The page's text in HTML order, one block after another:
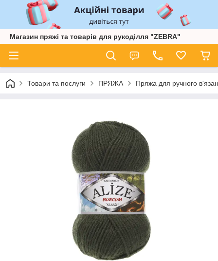
Магазин пряжі та товарів для рукоділля "ZEBRA"
Товари та послуги ПРЯЖА Пряжа для ручного